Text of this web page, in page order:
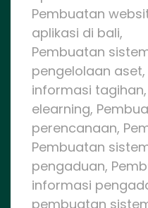
Pembuatan
aplikasi di bali,
Pembuatan
pengelolaan
informasi
elearning,
perencanaan,
Pembuatan
pengaduan,
informasi
pembuatan